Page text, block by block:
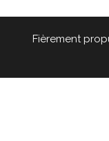
Fièrement